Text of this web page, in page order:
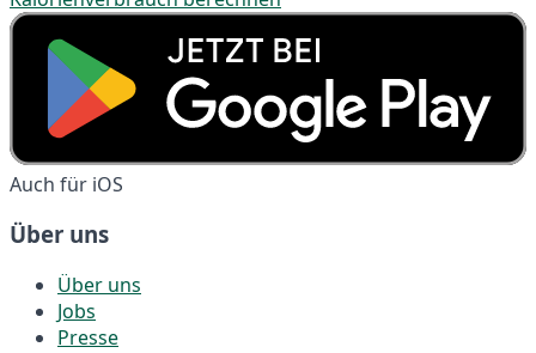
Auch für iOS
Über uns
Über uns
Jobs
Presse